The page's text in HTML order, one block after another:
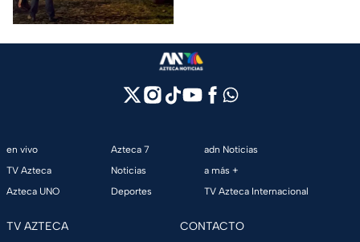
en vivo
TV Azteca
Azteca UNO
Azteca 7
Noticias
Deportes
adn Noticias
a más +
TV Azteca Internacional
TV AZTECA CONTACTO